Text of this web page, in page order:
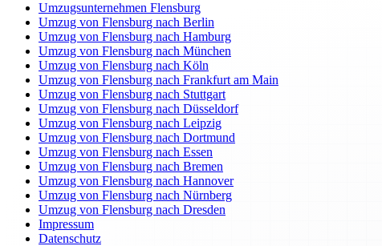
Umzugsunternehmen Flensburg
Umzug von Flensburg nach Berlin
Umzug von Flensburg nach Hamburg
Umzug von Flensburg nach München
Umzug von Flensburg nach Köln
Umzug von Flensburg nach Frankfurt am Main
Umzug von Flensburg nach Stuttgart
Umzug von Flensburg nach Düsseldorf
Umzug von Flensburg nach Leipzig
Umzug von Flensburg nach Dortmund
Umzug von Flensburg nach Essen
Umzug von Flensburg nach Bremen
Umzug von Flensburg nach Hannover
Umzug von Flensburg nach Nürnberg
Umzug von Flensburg nach Dresden
Impressum
Datenschutz